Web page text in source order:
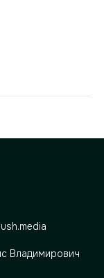
Владимирович